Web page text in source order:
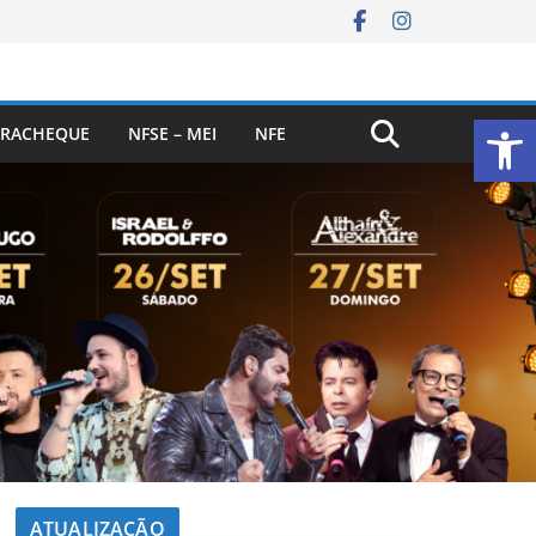
NFSE – MEI NFE
ATUALIZAÇÃO